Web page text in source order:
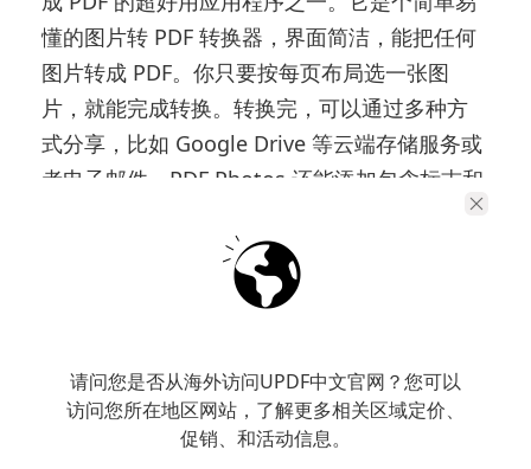
请问您是否从海外访问UPDF中文官网？您可以
访问您所在地区网站，了解更多相关区域定价、
促销、和活动信息。
懂的图片转 PDF 转换器，界面简洁，能把任何
图片转成 PDF。你只要按每页布局选一张图
片，就能完成转换。转换完，可以通过多种方
式分享，比如 Google Drive 等云端存储服务或
者电子邮件。PDF Photos 还能添加包含标志和
寸、压缩图片等简单功能，能让你自由控制文
转成 PDF 前能控制图片品质。